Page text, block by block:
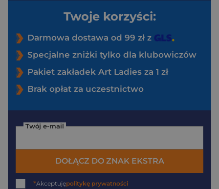
Twoje korzyści:
Darmowa dostawa od 99 zł z
Specjalne zniżki tylko dla klubowiczów
Pakiet zakładek Art Ladies za 1 zł
Brak opłat za uczestnictwo
Twój e-mail
DOŁĄCZ DO ZNAK EKSTRA
*Akceptujępolitykę prywatności